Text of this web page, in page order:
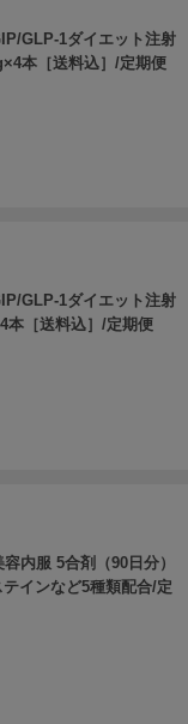
GLP-1ダイエット注射
本［送料込］/定期便
GLP-1ダイエット注射
本［送料込］/定期便
内服 5合剤（90日分）
インなど5種類配合/定